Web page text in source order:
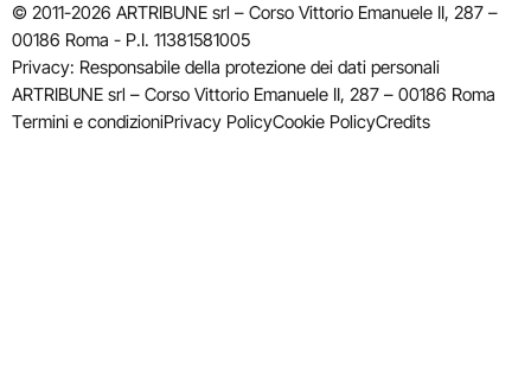
© 2011-2026 ARTRIBUNE srl – Corso Vittorio Emanuele II, 287 –
00186 Roma - P.I. 11381581005
Privacy: Responsabile della protezione dei dati personali
ARTRIBUNE srl – Corso Vittorio Emanuele II, 287 – 00186 Roma
Termini e condizioniPrivacy PolicyCookie PolicyCredits